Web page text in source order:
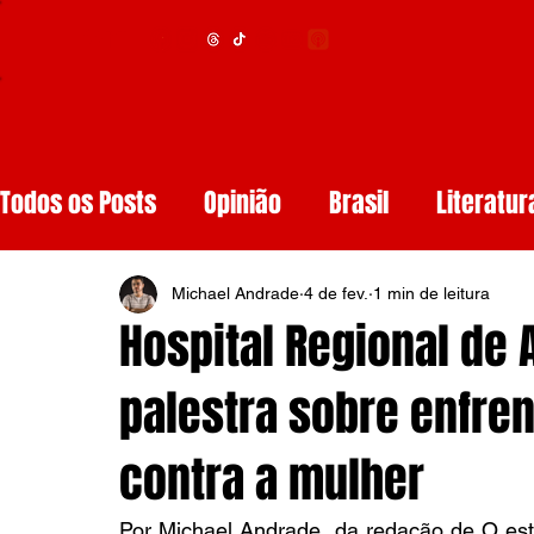
Todos os Posts Opinião Brasil
Educação Segurança Obituários
Resenhas de Livros
Diários de Leitura Reviews
Hospital Regional de
palestra sobre
contra a mulher
Michael Andrade 4 de fev. 1 min de leitura